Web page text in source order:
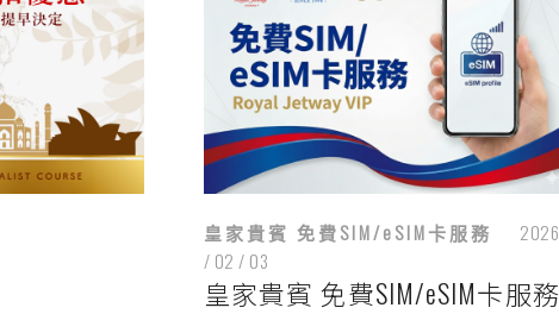
皇家貴賓 免費SIM/eSIM卡服務
2026
/ 02 / 03
皇家貴賓 免費SIM/eSIM卡服務